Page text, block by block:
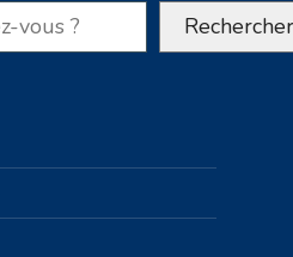
Rechercher